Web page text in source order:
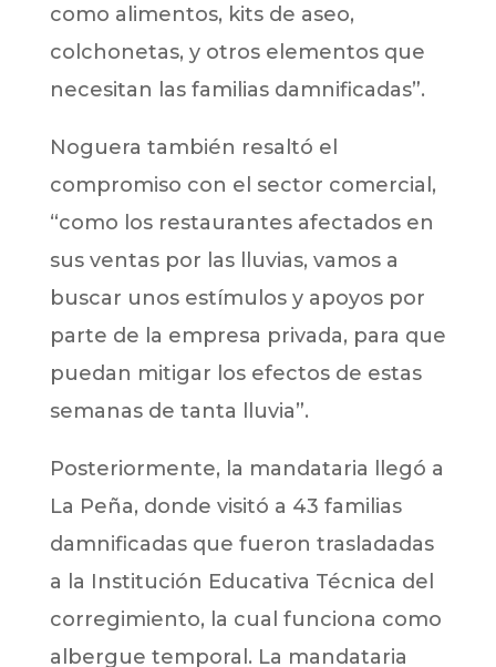
como alimentos, kits de aseo,
colchonetas, y otros elementos que
necesitan las familias damnificadas”.
Noguera también resaltó el
compromiso con el sector comercial,
“como los restaurantes afectados en
sus ventas por las lluvias, vamos a
buscar unos estímulos y apoyos por
parte de la empresa privada, para que
puedan mitigar los efectos de estas
semanas de tanta lluvia”.
Posteriormente, la mandataria llegó a
La Peña, donde visitó a 43 familias
damnificadas que fueron trasladadas
a la Institución Educativa Técnica del
corregimiento, la cual funciona como
albergue temporal. La mandataria